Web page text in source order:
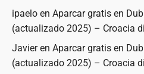
ipaelo en Aparcar gratis en
(actualizado 2025) – Croacia
Javieren Aparcar gratis en
(actualizado 2025) – Croacia